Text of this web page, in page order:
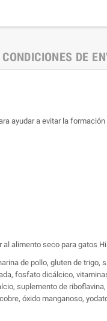
CONDICIONES DE
ayudar a evitar la formación
alimento seco para gatos
de pollo, gluten de
fosfato dicálcico,
suplemento de
óxido manganoso,